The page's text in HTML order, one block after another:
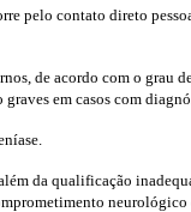
pelo contato direto
de acordo com o grau
em casos com
da qualificação
neurológico